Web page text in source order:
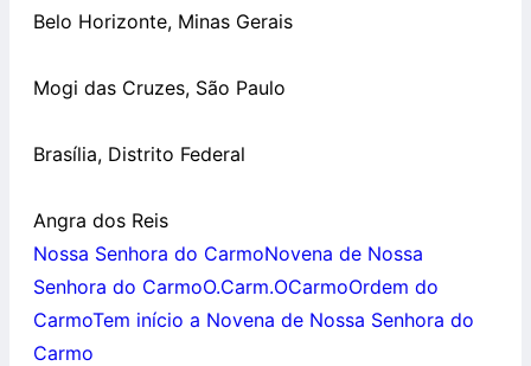
Belo Horizonte, Minas Gerais
Mogi das Cruzes, São Paulo
Brasília, Distrito Federal
Angra dos Reis
Nossa Senhora do CarmoNovena de Nossa
Senhora do CarmoO.Carm.OCarmoOrdem do
CarmoTem início a Novena de Nossa Senhora do
Carmo